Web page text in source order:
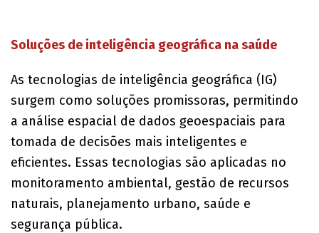
Soluções de inteligência geográfica na saúde
As tecnologias de inteligência geográfica (IG)
surgem como soluções promissoras, permitindo
a análise espacial de dados geoespaciais para
tomada de decisões mais inteligentes e
eficientes. Essas tecnologias são aplicadas no
monitoramento ambiental, gestão de recursos
naturais, planejamento urbano, saúde e
segurança pública.